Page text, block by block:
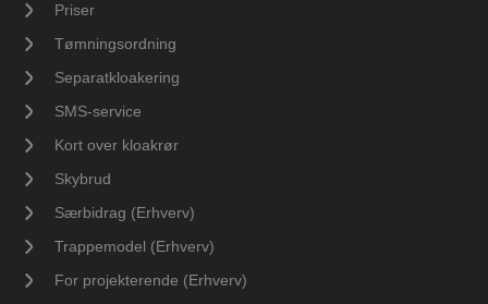
Priser
Tømningsordning
Separatkloakering
SMS-service
Kort over kloakrør
Skybrud
Særbidrag (Erhverv)
Trappemodel (Erhverv)
For projekterende (Erhverv)